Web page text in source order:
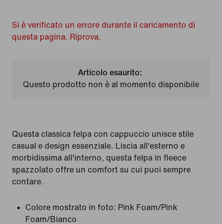
Si è verificato un errore durante il caricamento di
questa pagina. Riprova.
Articolo esaurito:
Questo prodotto non è al momento disponibile
Questa classica felpa con cappuccio unisce stile
casual e design essenziale. Liscia all'esterno e
morbidissima all'interno, questa felpa in fleece
spazzolato offre un comfort su cui puoi sempre
contare.
Colore mostrato in foto: Pink Foam/Pink
Foam/Bianco